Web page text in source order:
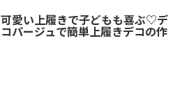
可愛い上履きで子どもも喜ぶ♡デ
コパージュで簡単上履きデコの作